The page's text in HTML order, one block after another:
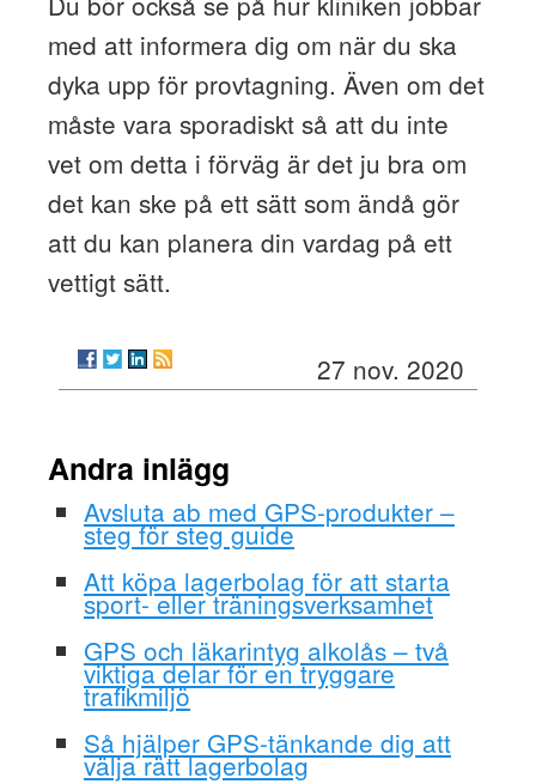
med att informera dig om när du ska
dyka upp för provtagning. Även om det
måste vara sporadiskt så att du inte
vet om detta i förväg är det ju bra om
det kan ske på ett sätt som ändå gör
att du kan planera din vardag på ett
vettigt sätt.
27 nov. 2020
Andra inlägg
Avsluta ab med GPS-produkter –
steg för steg guide
Att köpa lagerbolag för att starta
sport- eller träningsverksamhet
GPS och läkarintyg alkolås – två
viktiga delar för en tryggare
trafikmiljö
Så hjälper GPS-tänkande dig att
välja rätt lagerbolag